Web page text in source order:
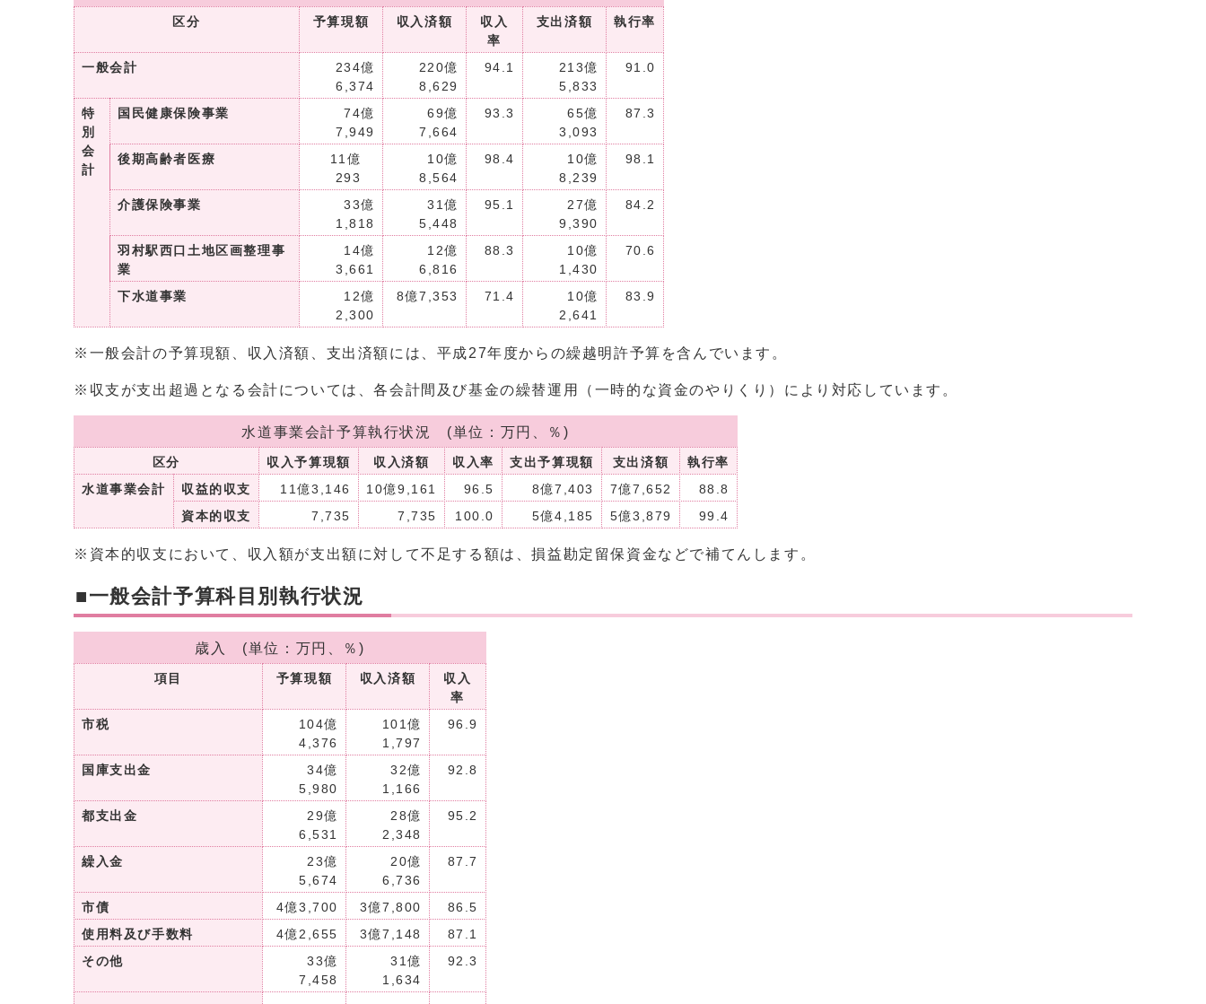
区分 予算現額 収入済額
収入
率
支出済額 執行率
一般会計
234億
6,374
220億
8,629
94.1
213億
5,833
91.0
特
別
会
計
国民健康保険事業
74億
7,949
69億
7,664
93.3
65億
3,093
87.3
後期高齢者医療
11億
293
10億
8,564
98.4
10億
8,239
98.1
介護保険事業
33億
1,818
31億
5,448
95.1
27億
9,390
84.2
羽村駅西口土地区画整理事
業
14億
3,661
12億
6,816
88.3
10億
1,430
70.6
下水道事業
12億
2,300
8億7,353 71.4
10億
2,641
83.9
※一般会計の予算現額、収入済額、支出済額には、平成27年度からの繰越明許予算を含んでいます。
※収支が支出超過となる会計については、各会計間及び基金の繰替運用（一時的な資金のやりくり）により対応しています。
水道事業会計予算執行状況 (単位：万円、％)
区分 収入予算現額 収入済額 収入率 支出予算現額 支出済額
執行率
水道事業会計
収益的収支 11億3,146 10億9,161 96.5 8億7,403 7億7,652
88.8
資本的収支
7,735 7,735 100.0 5億4,185 5億3,879 99.4
※資本的収支において、収入額が支出額に対して不足する額は、損益勘定留保資金などで補てんします。
■一般会計予算科目別執行状況
歳入 (単位：万円、％)
項目 予算現額 収入済額
収入
率
市税
104億
4,376
101億
1,797
96.9
国庫支出金
34億
5,980
32億
1,166
92.8
都支出金
29億
6,531
28億
2,348
95.2
繰入金
23億
5,674
20億
6,736
87.7
市債 4億3,700 3億7,800
86.5
使用料及び手数料
4億2,655 3億7,148
87.1
その他
33億
7,458
31億
1,634
92.3